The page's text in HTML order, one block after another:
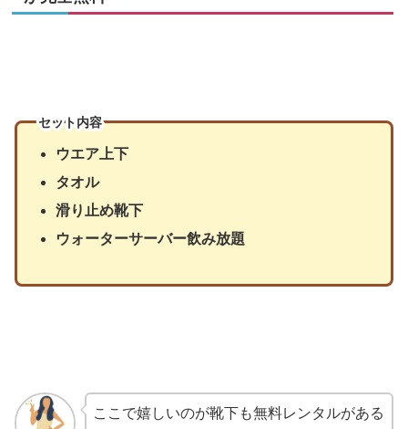
セット内容
ウエア上下
タオル
滑り止め靴下
ウォーターサーバー飲み放題
ここで嬉しいのが靴下も無料レンタルがある